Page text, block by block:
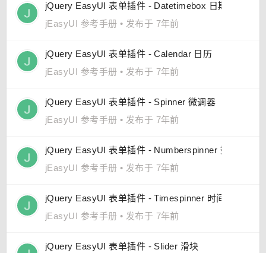
jQuery EasyUI 表单插件 - Datetimebox 日期时间框
jEasyUI 参考手册 • 发布于 7年前
jQuery EasyUI 表单插件 - Calendar 日历
jEasyUI 参考手册 • 发布于 7年前
jQuery EasyUI 表单插件 - Spinner 微调器
jEasyUI 参考手册 • 发布于 7年前
jQuery EasyUI 表单插件 - Numberspinner 数值微调器
jEasyUI 参考手册 • 发布于 7年前
jQuery EasyUI 表单插件 - Timespinner 时间微调器
jEasyUI 参考手册 • 发布于 7年前
jQuery EasyUI 表单插件 - Slider 滑块